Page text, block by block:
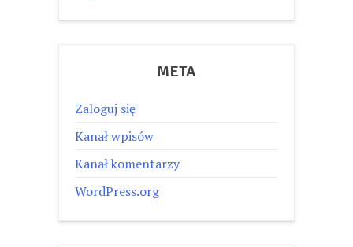
META
Zaloguj się
Kanał wpisów
Kanał komentarzy
WordPress.org